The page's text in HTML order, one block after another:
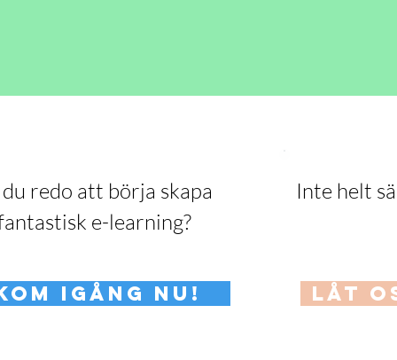
redo att börja skapa
e-learning?
iGÅNG nu!
Inte helt
LÅT